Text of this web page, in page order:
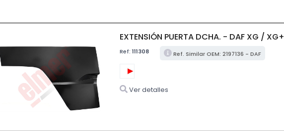
EXTENSIÓN PUERTA DCHA. - DAF XG / XG+
Ref:111308 Ref. Similar OEM: 2197136 - DAF
Ver detalles